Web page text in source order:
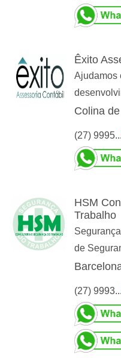
Êxito
Ajudamos
Colina
(27) 9995...
HSM
Trabalho
de
(27) 9993...